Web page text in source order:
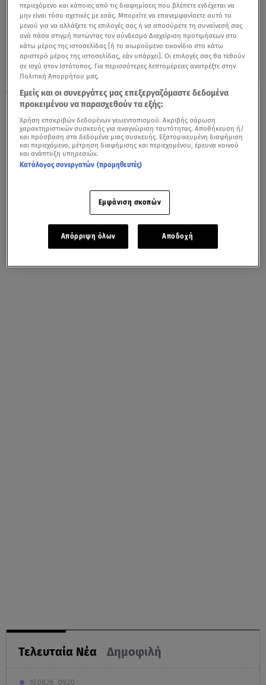
20.04.21, 17:44
Παρίσι: Γαλλική κουζίνα κατ' οίκον-
Ιδιωτικός σεφ παρασκευάζει και σερβίρει
Τελευταία Νέα Δημοφιλή
10.08.26 , 09:20
περιεχόμενο και κάποιες από τις διαφημίσεις που βλέπετε ενδέχεται να
μην είναι τόσο σχετικές με εσάς. Μπορείτε να επανεμφανίσετε αυτό το
μενού για να αλλάξετε τις επιλογές σας ή να αποσύρετε τη συναίνεσή σας
ανά πάσα στιγμή πατώντας τον σύνδεσμο Διαχείριση προτιμήσεων στο
κάτω μέρος της ιστοσελίδας [ή το αιωρούμενο εικονίδιο στο κάτω
αριστερό μέρος της ιστοσελίδας, εάν υπάρχει]. Οι επιλογές σας θα τεθούν
σε ισχύ στον Ιστότοπος. Για περισσότερες λεπτομέρειες ανατρέξτε στην
Πολιτική Απορρήτου μας.
Εμείς και οι συνεργάτες μας επεξεργαζόμαστε δεδομένα
προκειμένου να παρασχεθούν τα εξής:
Χρήση επακριβών δεδομένων γεωεντοπισμού. Ακριβής σάρωση
χαρακτηριστικών συσκευής για αναγνώριση ταυτότητας. Αποθήκευση ή/
και πρόσβαση στα δεδομένα μιας συσκευής. Εξατομικευμένη διαφήμιση
και περιεχόμενο, μέτρηση διαφήμισης και περιεχομένου, έρευνα κοινού
και ανάπτυξη υπηρεσιών.
Κατάλογος συνεργατών (προμηθευτές)
Εμφάνιση σκοπών
Απόρριψη όλων Αποδοχή